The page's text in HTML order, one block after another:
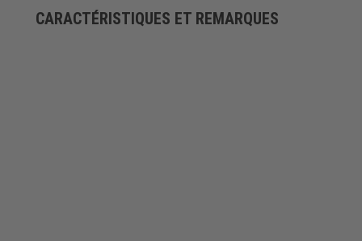
CARACTÉRISTIQUES ET REMARQUES